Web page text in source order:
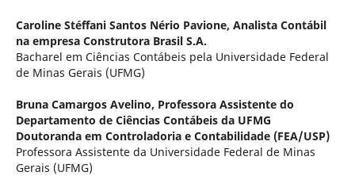
Caroline Stéffani Santos Nério Pavione, Analista Contábil
na empresa Construtora Brasil S.A.
Bacharel em Ciências Contábeis pela Universidade Federal
de Minas Gerais (UFMG)
Bruna Camargos Avelino, Professora Assistente do
Departamento de Ciências Contábeis da UFMG
Doutoranda em Controladoria e Contabilidade (FEA/USP)
Professora Assistente da Universidade Federal de Minas
Gerais (UFMG)